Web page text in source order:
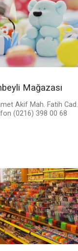
Mağazası
Akif Mah. Fatih Cad.
(0216) 398 00 68